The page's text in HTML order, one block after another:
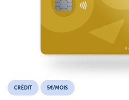
CRÉDIT 5€/MOIS